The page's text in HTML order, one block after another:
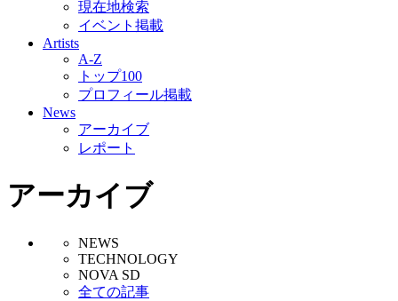
現在地検索
イベント掲載
Artists
A-Z
トップ100
プロフィール掲載
News
アーカイブ
レポート
アーカイブ
NEWS
TECHNOLOGY
NOVA SD
全ての記事